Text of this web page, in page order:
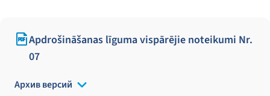
Apdrošināšanas līguma vispārējie noteikumi Nr.
07
Архив версий